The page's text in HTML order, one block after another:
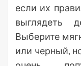
если их
выглядеть
Выберите
или черный,